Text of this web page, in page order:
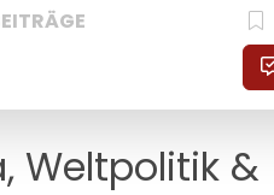
Weltpolitik &